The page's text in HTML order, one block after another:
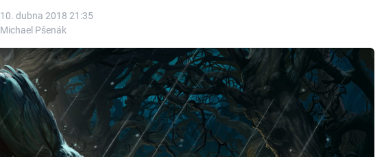
10. dubna 2018 21:35
Michael Pšenák